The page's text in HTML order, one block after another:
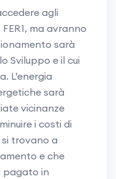
agli
ma avranno
sarà
Sviluppo e il cui
L’energia
sarà
vicinanze
i costi di
trovano a
e che
pagato in